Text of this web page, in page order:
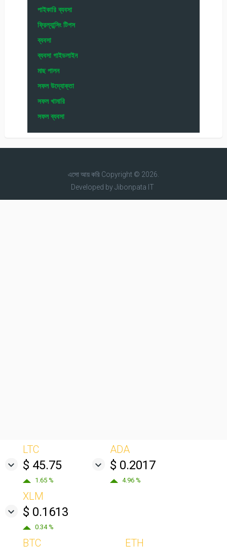
পাইকারি ব্যবসা
ফ্রিল্যান্সিং টিপস
ব্যবসা
ব্যবসা গাইডলাইন
মাছ পালন
সফল উদ্যোক্তা
সফল খামারি
সফল ব্যবসা
এসো আয় করিCopyright © 2026.
Developed byJibonpata IT
LTC
$ 45.75
1.65 %
ADA
$ 0.2017
4.96 %
XLM
$ 0.1613
0.34 %
BTC ETH